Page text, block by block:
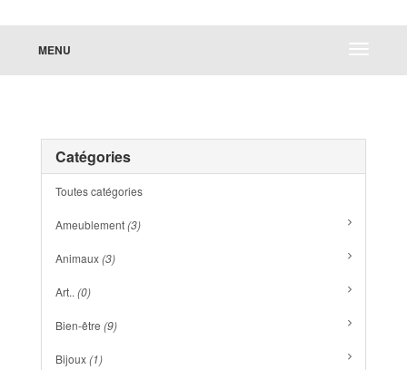
MENU
Catégories
Toutes catégories
Ameublement(3)
Animaux(3)
Art.. (0)
Bien-être (9)
Bijoux(1)